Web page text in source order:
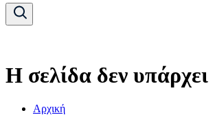
Η σελίδα δεν υπάρχει
Αρχική